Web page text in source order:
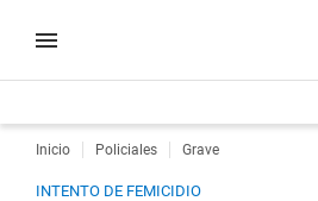
Inicio Policiales Grave
INTENTO DE FEMICIDIO